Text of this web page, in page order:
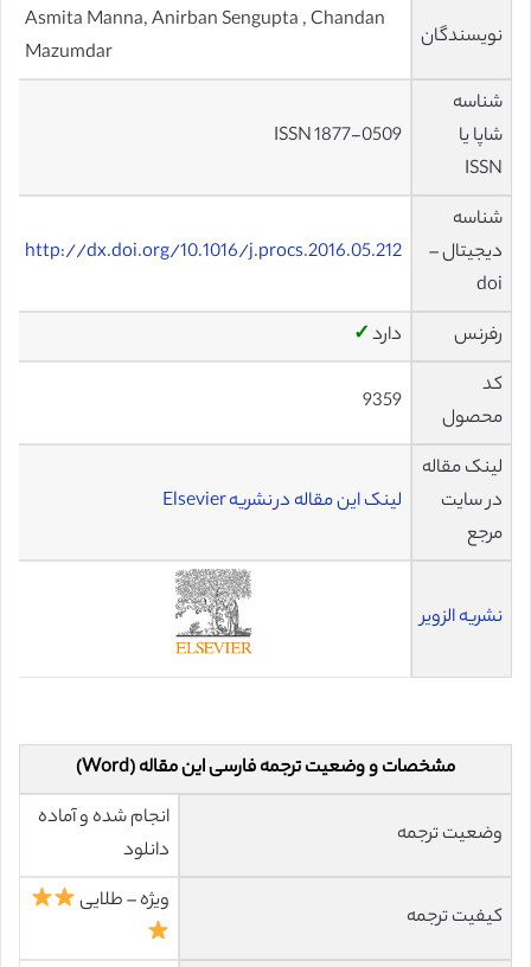
نویسندگان
Asmita Manna, Anirban Sengupta , Chandan
Mazumdar
شناسه
شاپا یا
ISSN
ISSN 1877-0509
شناسه
دیجیتال –
doi
http://dx.doi.org/10.1016/j.procs.2016.05.212
رفرنس دارد✓
کد
محصول
9359
لینک مقاله
در سایت
مرجع
لینک این مقاله در نشریه Elsevier
نشریه الزویر
مشخصات و وضعیت ترجمه فارسی این مقاله (Word)
وضعیت ترجمه
انجام شده و آماده
دانلود
کیفیت ترجمه
ویژه – طلایی